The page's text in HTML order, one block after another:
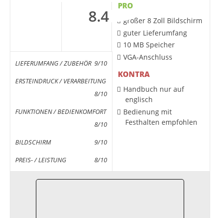
8.4
LIEFERUMFANG / ZUBEHÖR 9/10
ERSTEINDRUCK / VERARBEITUNG
8/10
FUNKTIONEN / BEDIENKOMFORT
8/10
BILDSCHIRM
9/10
PREIS- / LEISTUNG
8/10
PRO
großer 8 Zoll Bildschirm
guter Lieferumfang
10 MB Speicher
VGA-Anschluss
KONTRA
Handbuch nur auf
englisch
Bedienung mit
Festhalten empfohlen